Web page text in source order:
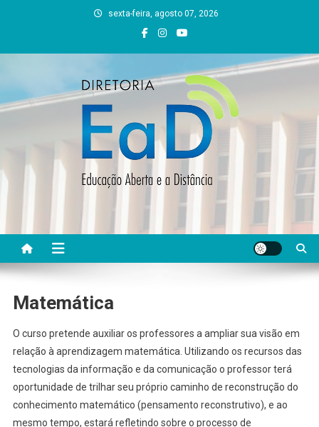
sexta-feira, agosto 07, 2026
DEAD UFVJM
Matemática
O curso pretende auxiliar os professores a ampliar sua visão em
relação à aprendizagem matemática. Utilizando os recursos das
tecnologias da informação e da comunicação o professor terá
oportunidade de trilhar seu próprio caminho de reconstrução do
conhecimento matemático (pensamento reconstrutivo), e ao
mesmo tempo, estará refletindo sobre o processo de